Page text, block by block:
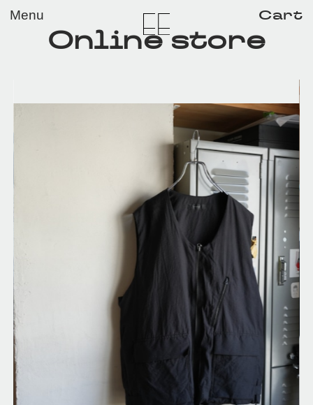
Online store
Menu Cart